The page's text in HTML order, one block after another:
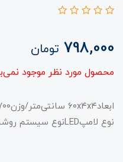
798,000 تومان
محصول مورد نظر موجود
نوع لامپLEDنوع سیستم روشنایی آویز